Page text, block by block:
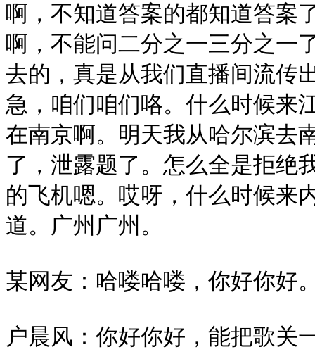
啊，不知道答案的都知道答案
啊，不能问二分之一三分之一
去的，真是从我们直播间流传
急，咱们咱们咯。什么时候来
在南京啊。明天我从哈尔滨去
了，泄露题了。怎么全是拒绝
的飞机嗯。哎呀，什么时候来
道。广州广州。
某网友：哈喽哈喽，你好你好
户晨风：你好你好，能把歌关